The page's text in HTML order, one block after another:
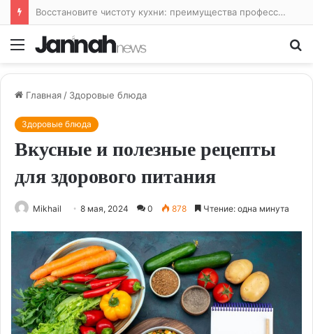
Восстановите чистоту кухни: преимущества профессиональной уборки
Меню
Главная / Здоровые блюда
Здоровые блюда
Вкусные и полезные рецепты
для здорового питания
Mikhail 8 мая, 2024 0 878 Чтение: одна минута